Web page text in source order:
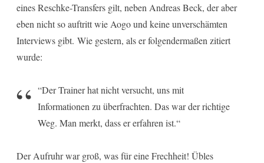
eines Reschke-Transfers gilt, neben Andreas Beck, der aber
eben nicht so auftritt wie Aogo und keine unverschämten
Interviews gibt. Wie gestern, als er folgendermaßen zitiert
wurde:
“Der Trainer hat nicht versucht, uns mit
Informationen zu überfrachten. Das war der richtige
Weg. Man merkt, dass er erfahren ist.“
Der Aufruhr war groß, was für eine Frechheit! Übles